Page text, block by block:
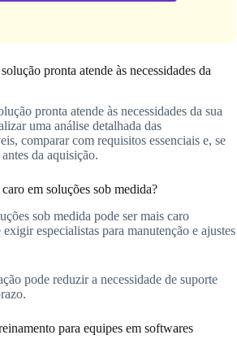
pronta atende às necessidades da
pronta atende às necessidades da sua
uma análise detalhada das
comparar com requisitos essenciais e, se
da aquisição.
em soluções sob medida?
sob medida pode ser mais caro
especialistas para manutenção e ajustes
pode reduzir a necessidade de suporte
para equipes em softwares